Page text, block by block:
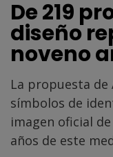
De 219
diseño
noveno
La propuesta de
símbolos de
imagen oficial
años de este